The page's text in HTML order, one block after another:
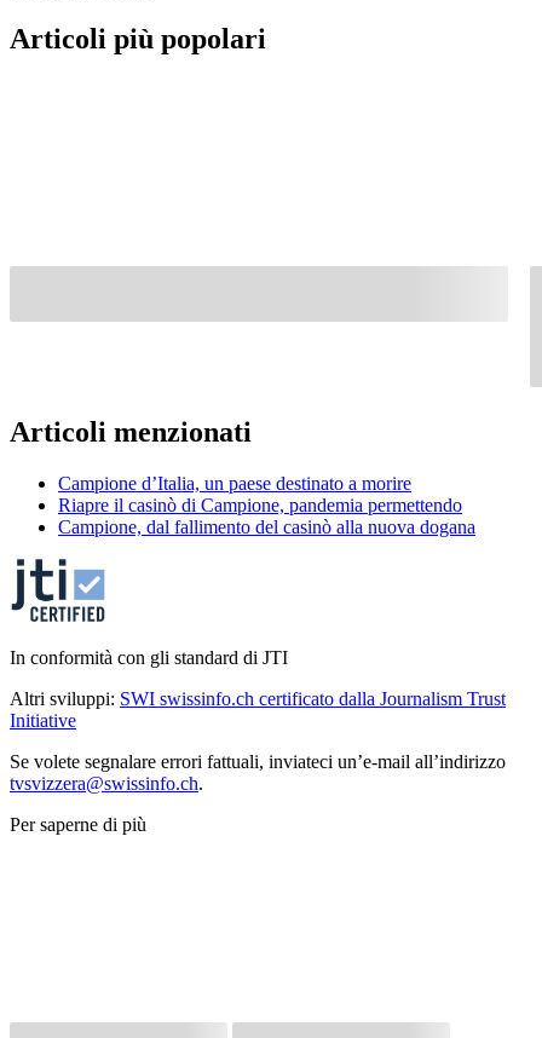
Articoli più popolari
Articoli menzionati
Campione d’Italia, un paese destinato a morire
Riapre il casinò di Campione, pandemia permettendo
Campione, dal fallimento del casinò alla nuova dogana
In conformità con gli standard di JTI
Altri sviluppi: SWI swissinfo.ch certificato dalla Journalism Trust
Initiative
Se volete segnalare errori fattuali, inviateci un’e-mail all’indirizzo
tvsvizzera@swissinfo.ch.
Per saperne di più